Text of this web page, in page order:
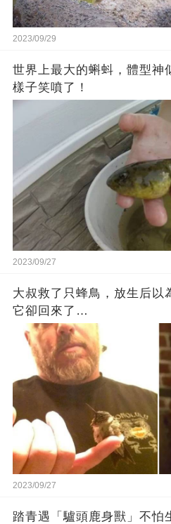
2023/09/29
世界上最大的蝌蚪，體型神
樣子笑噴了！
2023/09/27
大叔救了只蜂鳥，放生后以
它卻回來了…
2023/09/27
踏青遇「驢頭鹿身獸」不怕